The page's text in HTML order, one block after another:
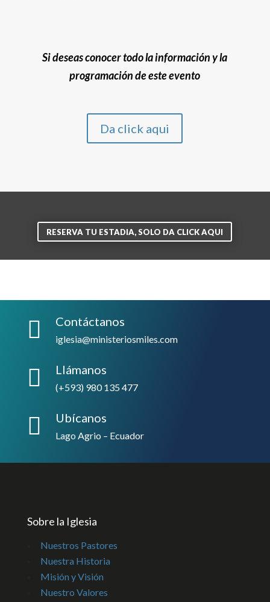
Si deseas conocer todo la información y la
programación de este evento
Da click aqui
RESERVA TU ESTADIA, SOLO DA CLICK AQUI
 Contáctanos
iglesia@ministeriosmiles.com
 Llámanos
(+593) 980 135 477
 Ubícanos
Lago Agrio – Ecuador
Sobre la Iglesia
Nuestros Pastores
Nuestra Historia
Misión y Visión
Nuestro Valores